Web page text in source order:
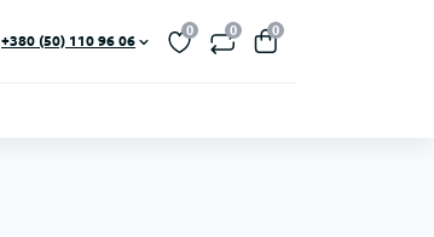
+380 (50) 110 96 06
0 0 0